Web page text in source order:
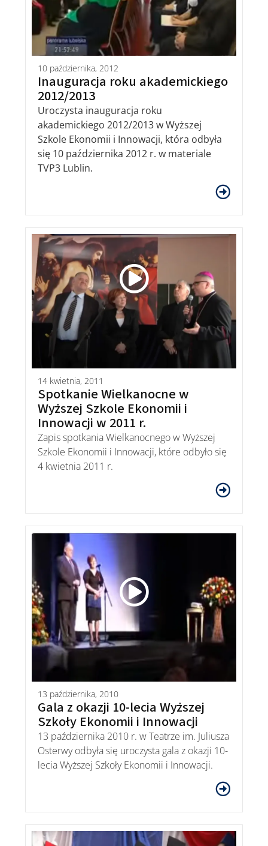
10 października, 2012
Inauguracja roku akademickiego
2012/2013
Uroczysta inauguracja roku
akademickiego 2012/2013 w Wyższej
Szkole Ekonomii i Innowacji, która odbyła
się 10 października 2012 r. w materiale
TVP3 Lublin.
14 kwietnia, 2011
Spotkanie Wielkanocne w
Wyższej Szkole Ekonomii i
Innowacji w 2011 r.
Zapis spotkania Wielkanocnego w Wyższej
Szkole Ekonomii i Innowacji, które odbyło się
4 kwietnia 2011 r.
13 października, 2010
Gala z okazji 10-lecia Wyższej
Szkoły Ekonomii i Innowacji
13 października 2010 r. w Teatrze im. Juliusza
Osterwy odbyła się uroczysta gala z okazji 10-
lecia Wyższej Szkoły Ekonomii i Innowacji.